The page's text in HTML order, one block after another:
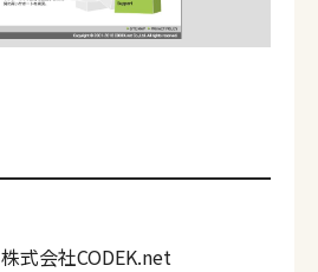
株式会社CODEK.net